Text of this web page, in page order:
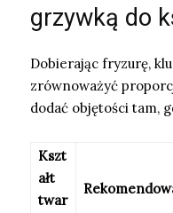
grzywką do
Dobierając fryzurę,
zrównoważyć
dodać objętości tam,
Kszt
ałt
twar